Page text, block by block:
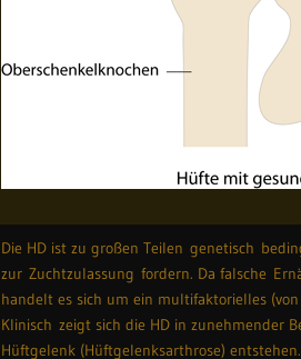
Die HD ist zu großen Teilen genetisch
zur Zuchtzulassung fordern. Da falsche
handelt es sich um ein multifaktorielles
Klinisch zeigt sich die HD in zunehmender
Hüftgelenk (Hüftgelenksarthrose) entstehen.